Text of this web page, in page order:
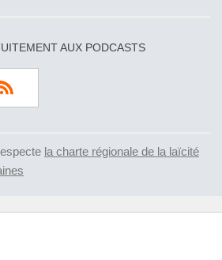
AUX PODCASTS
la charte régionale de la laïcité